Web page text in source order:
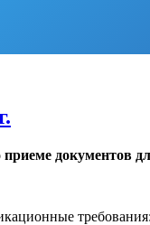
документов
требования: